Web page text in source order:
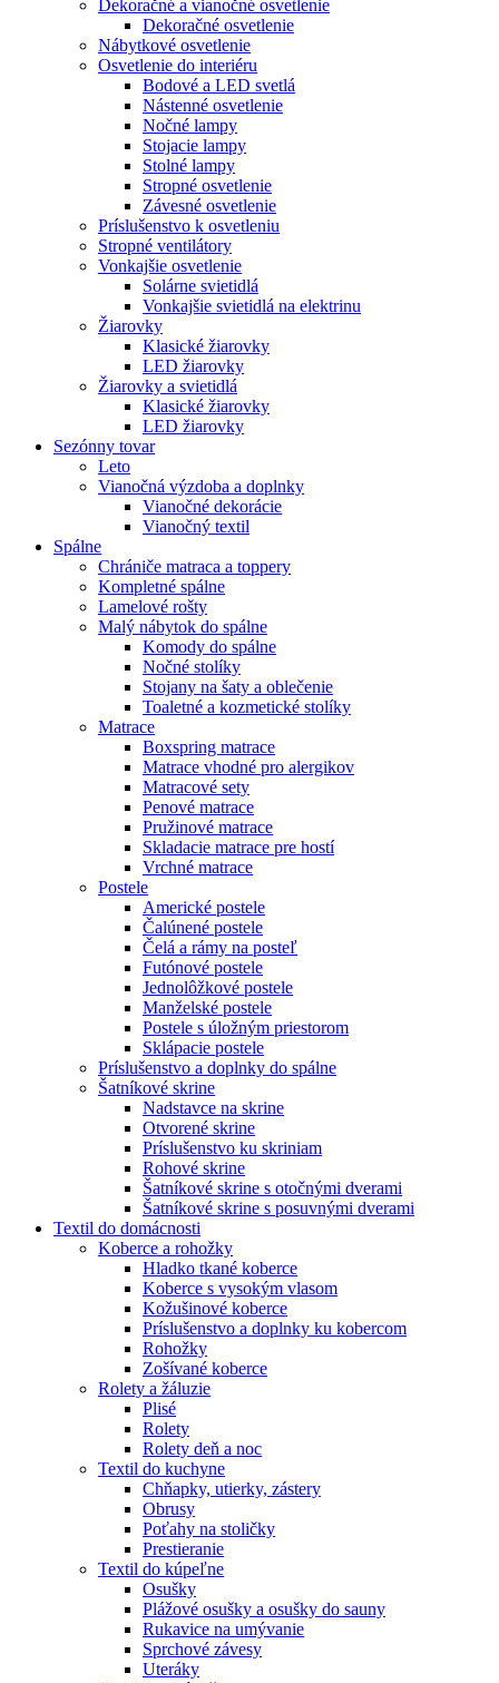
Dekoračné a vianočné osvetlenie
Dekoračné osvetlenie
Nábytkové osvetlenie
Osvetlenie do interiéru
Bodové a LED svetlá
Nástenné osvetlenie
Nočné lampy
Stojacie lampy
Stolné lampy
Stropné osvetlenie
Závesné osvetlenie
Príslušenstvo k osvetleniu
Stropné ventilátory
Vonkajšie osvetlenie
Solárne svietidlá
Vonkajšie svietidlá na elektrinu
Žiarovky
Klasické žiarovky
LED žiarovky
Žiarovky a svietidlá
Klasické žiarovky
LED žiarovky
Sezónny tovar
Leto
Vianočná výzdoba a doplnky
Vianočné dekorácie
Vianočný textil
Spálne
Chrániče matraca a toppery
Kompletné spálne
Lamelové rošty
Malý nábytok do spálne
Komody do spálne
Nočné stolíky
Stojany na šaty a oblečenie
Toaletné a kozmetické stolíky
Matrace
Boxspring matrace
Matrace vhodné pro alergikov
Matracové sety
Penové matrace
Pružinové matrace
Skladacie matrace pre hostí
Vrchné matrace
Postele
Americké postele
Čalúnené postele
Čelá a rámy na posteľ
Futónové postele
Jednolôžkové postele
Manželské postele
Postele s úložným priestorom
Sklápacie postele
Príslušenstvo a doplnky do spálne
Šatníkové skrine
Nadstavce na skrine
Otvorené skrine
Príslušenstvo ku skriniam
Rohové skrine
Šatníkové skrine s otočnými dverami
Šatníkové skrine s posuvnými dverami
Textil do domácnosti
Koberce a rohožky
Hladko tkané koberce
Koberce s vysokým vlasom
Kožušinové koberce
Príslušenstvo a doplnky ku kobercom
Rohožky
Zošívané koberce
Rolety a žáluzie
Plisé
Rolety
Rolety deň a noc
Textil do kuchyne
Chňapky, utierky, zástery
Obrusy
Poťahy na stoličky
Prestieranie
Textil do kúpeľne
Osušky
Plážové osušky a osušky do sauny
Rukavice na umývanie
Sprchové závesy
Uteráky